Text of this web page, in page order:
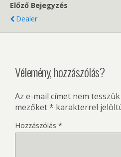
Előző Bejegyzés
Dealer
Vélemény, hozzászólás?
Az e-mail címet nem
mezőket* karakterrel
Hozzászólás *